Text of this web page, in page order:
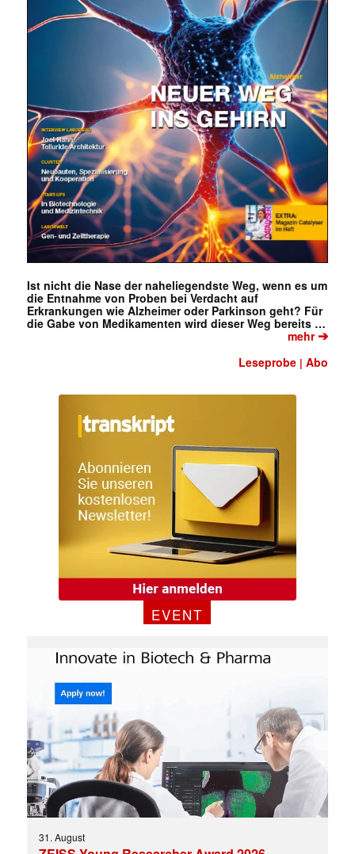
Ist nicht die Nase der naheliegendste Weg, wenn es um
die Entnahme von Proben bei Verdacht auf
Erkrankungen wie Alzheimer oder Parkinson geht? Für
die Gabe von Medikamenten wird dieser Weg bereits …
mehr➔
Leseprobe |Abo
EVENT
31. August